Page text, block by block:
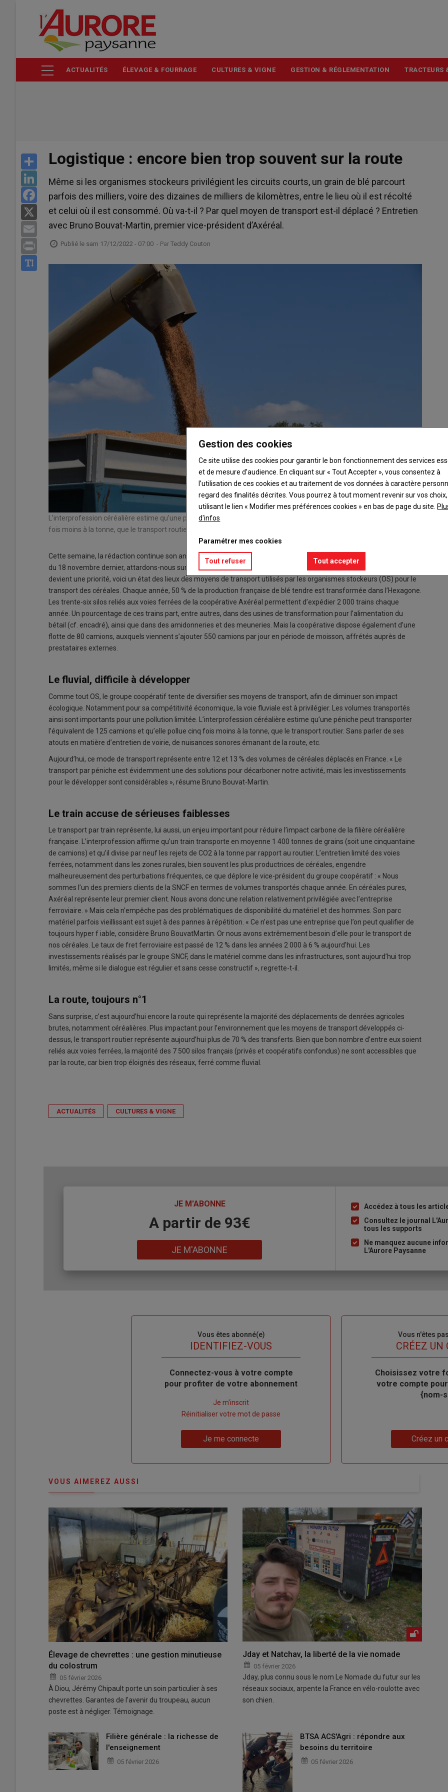
contenu
ACTUALITÉS ÉLEVAGE & FOURRAGE CULTURES & VIGNE GESTION & RÉGLEMENTATION TRACTEURS
Share
LinkedIn
Facebook
Email
Print
Logistique : encore bien trop souvent sur la route
Même si les organismes stockeurs privilégient les circuits courts, un grain de blé parcourt
parfois des milliers, voire des dizaines de milliers de kilomètres, entre le lieu où il est récolté
et celui où il est consommé. Où va-t-il ? Par quel moyen de transport est-il déplacé ? Entretien
avec Bruno Bouvat-Martin, premier vice-président d’Axéréal.
Publié le sam 17/12/2022 - 07:00 - Par Teddy Couton
L’interprofession céréalière estime qu’une péniche peut transporter l’équivalent de 125 camions et qu’elle pollue cinq
fois moins à la tonne, que le transport routier
Cette semaine, la rédaction continue son analyse sur la chaîne du grain. Après la transformation abordée dans l’édition
du 18 novembre dernier, attardons-nous sur le transport et la logistique. A l’heure où la notion d’émission de carbone
devient une priorité, voici un état des lieux des moyens de transport utilisés par les organismes stockeurs (OS) pour le
transport des céréales. Chaque année, 50 % de la production française de blé tendre est transformée dans l’Hexagone.
Les trente-six silos reliés aux voies ferrées de la coopérative Axéréal permettent d’expédier 2 000 trains chaque
année. Un pourcentage de ces trains part, entre autres, dans des usines de transformation pour l’alimentation du
bétail (cf. encadré), ainsi que dans des amidonneries et des meuneries. Mais la coopérative dispose également d’une
flotte de 80 camions, auxquels viennent s’ajouter 550 camions par jour en période de moisson, affrétés auprès de
prestataires externes.
Le fluvial, difficile à développer
Comme tout OS, le groupe coopératif tente de diversifier ses moyens de transport, afin de diminuer son impact
écologique. Notamment pour sa compétitivité économique, la voie fluviale est à privilégier. Les volumes transportés
ainsi sont importants pour une pollution limitée. L’interprofession céréalière estime qu’une péniche peut transporter
l’équivalent de 125 camions et qu’elle pollue cinq fois moins à la tonne, que le transport routier. Sans parler de ses
atouts en matière d’entretien de voirie, de nuisances sonores émanant de la route, etc.
Aujourd’hui, ce mode de transport représente entre 12 et 13 % des volumes de céréales déplacés en France. « Le
transport par péniche est évidemment une des solutions pour décarboner notre activité, mais les investissements
pour le développer sont considérables », résume Bruno Bouvat-Martin.
Le train accuse de sérieuses faiblesses
Le transport par train représente, lui aussi, un enjeu important pour réduire l’impact carbone de la filière céréalière
française. L’interprofession affirme qu’un train transporte en moyenne 1 400 tonnes de grains (soit une cinquantaine
de camions) et qu’il divise par neuf les rejets de CO2 à la tonne par rapport au routier. L’entretien limité des voies
ferrées, notamment dans les zones rurales, bien souvent les plus productrices de céréales, engendre
malheureusement des perturbations fréquentes, ce que déplore le vice-président du groupe coopératif : « Nous
sommes l’un des premiers clients de la SNCF en termes de volumes transportés chaque année. En céréales pures,
Axéréal représente leur premier client. Nous avons donc une relation relativement privilégiée avec l’entreprise
ferroviaire. » Mais cela n’empêche pas des problématiques de disponibilité du matériel et des hommes. Son parc
matériel parfois vieillissant est sujet à des pannes à répétition. « Ce n’est pas une entreprise que l’on peut qualifier de
toujours hyper f iable, considère Bruno BouvatMartin. Or nous avons extrêmement besoin d’elle pour le transport de
nos céréales. Le taux de fret ferroviaire est passé de 12 % dans les années 2 000 à 6 % aujourd’hui. Les
investissements réalisés par le groupe SNCF, dans le matériel comme dans les infrastructures, sont aujourd’hui trop
limités, même si le dialogue est régulier et sans cesse constructif », regrette-t-il.
La route, toujours n°1
Sans surprise, c’est aujourd’hui encore la route qui représente la majorité des déplacements de denrées agricoles
brutes, notamment céréalières. Plus impactant pour l’environnement que les moyens de transport développés ci-
dessus, le transport routier représente aujourd’hui plus de 70 % des transferts. Bien que bon nombre d’entre eux soient
reliés aux voies ferrées, la majorité des 7 500 silos français (privés et coopératifs confondus) ne sont accessibles que
par la route, car bien trop éloignés des réseaux, ferré comme fluvial.
ACTUALITÉS CULTURES & VIGNE
JE M'ABONNE
A partir de 93€
JE M'ABONNE
Liste
à
puce
Accédez à tous les
Consultez le journal
tous les supports
Ne manquez aucune
L'Aurore Paysanne
Vous êtes abonné(e)
IDENTIFIEZ-VOUS
Body
Connectez-vous à votre compte
pour profiter de votre abonnement
compte"
Je m'inscrit
Réinitialiser votre mot de passe
Je me connecte
Vous n'êtes
TITRECRÉEZ UN
Body
Choisissez votre
votre compte
{nom-
Créez un
VOUS AIMEREZ AUSSI
Élevage de chevrettes : une gestion minutieuse
du colostrum
05 février 2026
À Diou, Jérémy Chipault porte un soin particulier à ses
chevrettes. Garantes de l'avenir du troupeau, aucun
poste est à négliger. Témoignage.
Jday et Natchav, la liberté de la vie nomade
05 février 2026
Jday, plus connu sous le nom Le Nomade du futur sur les
réseaux sociaux, arpente la France en vélo-roulotte avec
son chien.
Filière générale : la richesse de
l'enseignement
05 février 2026
BTSA ACS'Agri : répondre aux
besoins du territoire
05 février 2026
Gestion des cookies
Ce site utilise des cookies pour garantir le bon fonctionnement des services
et de mesure d’audience. En cliquant sur « Tout Accepter », vous consentez à
l’utilisation de ces cookies et au traitement de vos données à caractère
regard des finalités décrites. Vous pourrez à tout moment revenir sur vos
utilisant le lien « Modifier mes préférences cookies » en bas de page du site.
d'infos
Paramétrer mes cookies
Tout refuser Tout accepter